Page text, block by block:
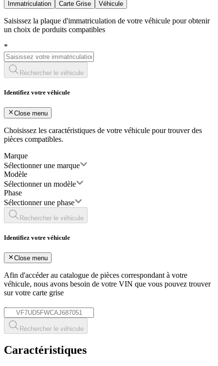
Immatriculation Carte Grise Véhicule
Saisissez la plaque d'immatriculation de votre véhicule pour obtenir
un choix de porduits compatibles
*
Rechercher le véhicule
Identifiez votre véhicule
Close menu
Choisissez les caractéristiques de votre véhicule pour trouver des
pièces compatibles.
Marque
Sélectionner une marque
Modèle
Sélectionner un modèle
Phase
Sélectionner une phase
Rechercher le véhicule
Identifiez votre véhicule
Close menu
Afin d'accéder au catalogue de pièces correspondant à votre
véhicule, nous avons besoin de votre VIN que vous pouvez trouver
sur votre carte grise
*
Rechercher le véhicule
Caractéristiques